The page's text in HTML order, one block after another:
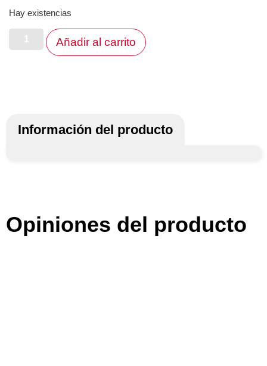
Hay existencias
Añadir al carrito
Información del producto
Opiniones del producto